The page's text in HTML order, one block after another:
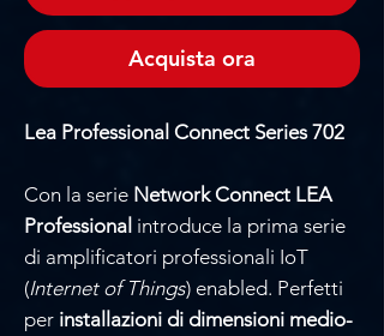
Acquista ora
Lea Professional Connect Series 702
Con la serie Network Connect LEA
Professional introduce la prima serie
di amplificatori professionali IoT
(Internet of Things) enabled. Perfetti
per installazioni di dimensioni medio-